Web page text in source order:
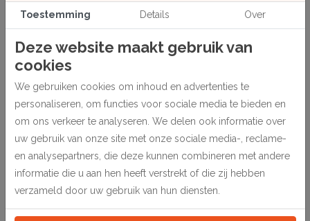
Beschrijving
Merk Da Vinci
Zuiver eekhoornhaar. Gezet in groene kartonnen houder.
Zichtbare haarlengte 56 mm, totale hoogte 102 mm.
Breedte 70 mm.
1 stuk.
Specificaties
Toestemming Details Over
Deze website maakt gebruik van
cookies
We gebruiken cookies om inhoud en advertenties te
personaliseren, om functies voor sociale media te bieden en
om ons verkeer te analyseren. We delen ook informatie over
uw gebruik van onze site met onze sociale media-, reclame-
en analysepartners, die deze kunnen combineren met andere
informatie die u aan hen heeft verstrekt of die zij hebben
verzameld door uw gebruik van hun diensten.